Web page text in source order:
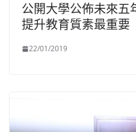
公開大學公佈未來五
提升教育質素最重要
22/01/2019